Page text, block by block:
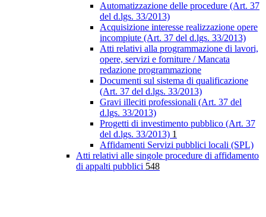
Automatizzazione delle procedure (Art. 37
del d.lgs. 33/2013)
Acquisizione interesse realizzazione opere
incompiute (Art. 37 del d.lgs. 33/2013)
Atti relativi alla programmazione di lavori,
opere, servizi e forniture / Mancata
redazione programmazione
Documenti sul sistema di qualificazione
(Art. 37 del d.lgs. 33/2013)
Gravi illeciti professionali (Art. 37 del
d.lgs. 33/2013)
Progetti di investimento pubblico (Art. 37
del d.lgs. 33/2013) 1
Affidamenti Servizi pubblici locali (SPL)
Atti relativi alle singole procedure di affidamento
di appalti pubblici 548